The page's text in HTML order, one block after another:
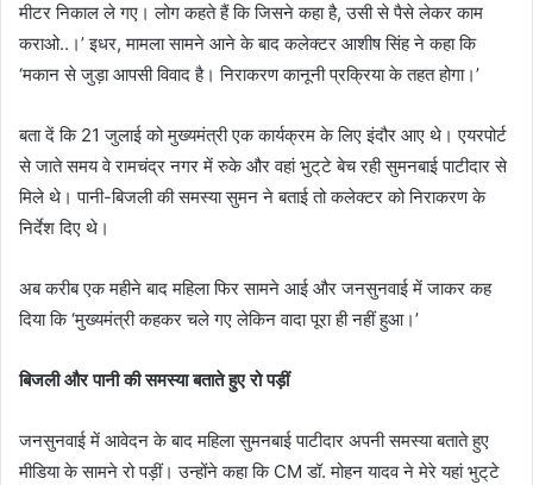
मीटर निकाल ले गए। लोग कहते हैं कि जिसने कहा है, उसी से पैसे लेकर काम
कराओ..।’ इधर, मामला सामने आने के बाद कलेक्टर आशीष सिंह ने कहा कि
‘मकान से जुड़ा आपसी विवाद है। निराकरण कानूनी प्रक्रिया के तहत होगा।’
बता दें कि 21 जुलाई को मुख्यमंत्री एक कार्यक्रम के लिए इंदौर आए थे। एयरपोर्ट
से जाते समय वे रामचंद्र नगर में रुके और वहां भुट्‌टे बेच रही सुमनबाई पाटीदार से
मिले थे। पानी-बिजली की समस्या सुमन ने बताई तो कलेक्टर को निराकरण के
निर्देश दिए थे।
अब करीब एक महीने बाद महिला फिर सामने आई और जनसुनवाई में जाकर कह
दिया कि ‘मुख्यमंत्री कहकर चले गए लेकिन वादा पूरा ही नहीं हुआ।’
बिजली और पानी की समस्या बताते हुए रो पड़ीं
जनसुनवाई में आवेदन के बाद महिला सुमनबाई पाटीदार अपनी समस्या बताते हुए
मीडिया के सामने रो पड़ीं। उन्होंने कहा कि CM डॉ. मोहन यादव ने मेरे यहां भुट्‌टे